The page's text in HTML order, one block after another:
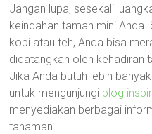
Jangan lupa, sesekali
keindahan taman mini
kopi atau teh, Anda bisa
didatangkan oleh kehadiran
Jika Anda butuh lebih
untuk mengunjungi blog
menyediakan berbagai
tanaman.